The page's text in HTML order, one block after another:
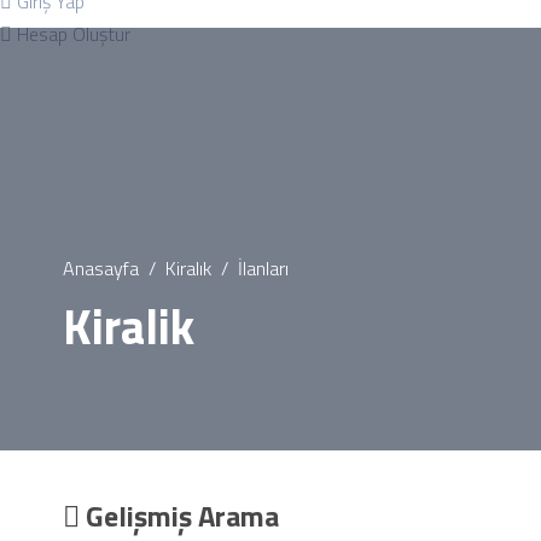
Hesap Oluştur
Anasayfa Kiralık İlanları
Kiralik
Gelişmiş Arama